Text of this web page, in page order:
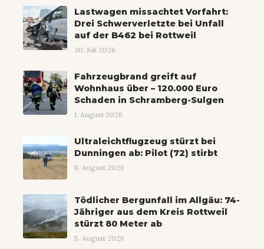
Lastwagen missachtet Vorfahrt:
Drei Schwerverletzte bei Unfall
auf der B462 bei Rottweil
30. Juli 2026
Fahrzeugbrand greift auf
Wohnhaus über – 120.000 Euro
Schaden in Schramberg-Sulgen
1. August 2026
Ultraleichtflugzeug stürzt bei
Dunningen ab: Pilot (72) stirbt
8. August 2026
Tödlicher Bergunfall im Allgäu: 74-
Jähriger aus dem Kreis Rottweil
stürzt 80 Meter ab
5. August 2026